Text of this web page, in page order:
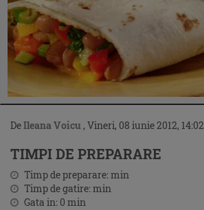
DeIleana Voicu , Vineri, 08 iunie 2012, 14:02
TIMPI DE PREPARARE
Timp de preparare:min
Timp de gatire:min
Gata in: 0 min